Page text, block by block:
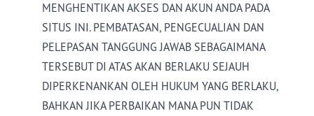
MENGHENTIKAN AKSES DAN AKUN ANDA PADA
SITUS INI. PEMBATASAN, PENGECUALIAN DAN
PELEPASAN TANGGUNG JAWAB SEBAGAIMANA
TERSEBUT DI ATAS AKAN BERLAKU SEJAUH
DIPERKENANKAN OLEH HUKUM YANG BERLAKU,
BAHKAN JIKA PERBAIKAN MANA PUN TIDAK